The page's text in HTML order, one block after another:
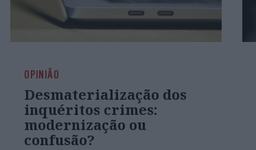
OPINIÃO
Desmaterialização dos
inquéritos crimes:
modernização ou
confusão?